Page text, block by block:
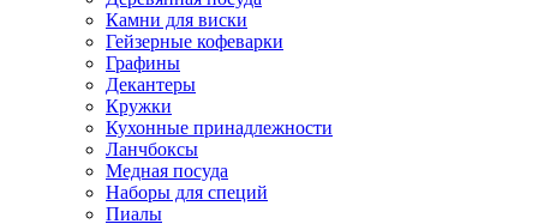
Камни для виски
Гейзерные кофеварки
Графины
Декантеры
Кружки
Кухонные принадлежности
Ланчбоксы
Медная посуда
Наборы для специй
Пиалы